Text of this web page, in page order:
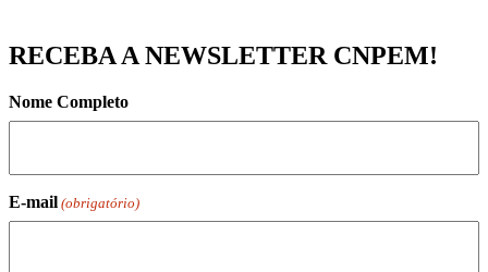
RECEBA A NEWSLETTER CNPEM!
Nome Completo
E-mail (obrigatório)